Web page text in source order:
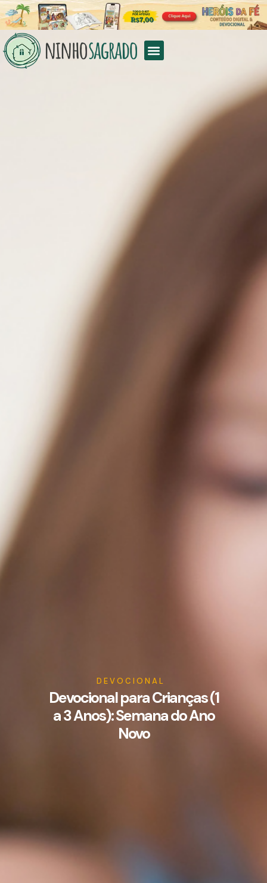
DEVOCIONAL
Devocional para Crianças (1
a 3 Anos): Semana do Ano
Novo